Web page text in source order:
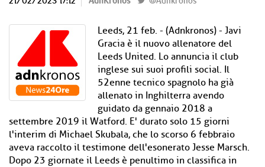
Leeds, 21 feb. - (Adnkronos) - Javi
Gracia è il nuovo allenatore del
Leeds United. Lo annuncia il club
inglese sui suoi profili social. Il
52enne tecnico spagnolo ha già
allenato in Inghilterra avendo
guidato da gennaio 2018 a
settembre 2019 il Watford. E' durato solo 15 giorni
l'interim di Michael Skubala, che lo scorso 6 febbraio
aveva raccolto il testimone dell'esonerato Jesse Marsch.
Dopo 23 giornate il Leeds è penultimo in classifica in